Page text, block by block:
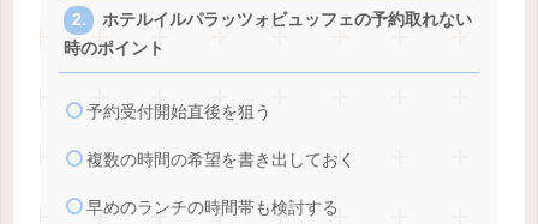
ホテルイルパラッツォビュッフェの予約取れない
時のポイント
予約受付開始直後を狙う
複数の時間の希望を書き出しておく
早めのランチの時間帯も検討する